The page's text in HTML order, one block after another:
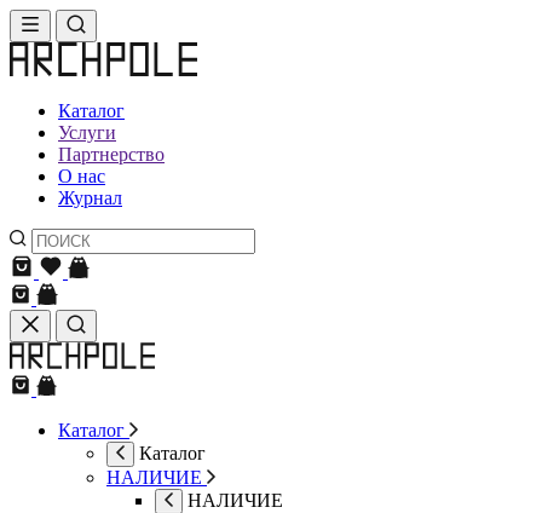
Каталог
Услуги
Партнерство
О нас
Журнал
Каталог
Каталог
НАЛИЧИЕ
НАЛИЧИЕ